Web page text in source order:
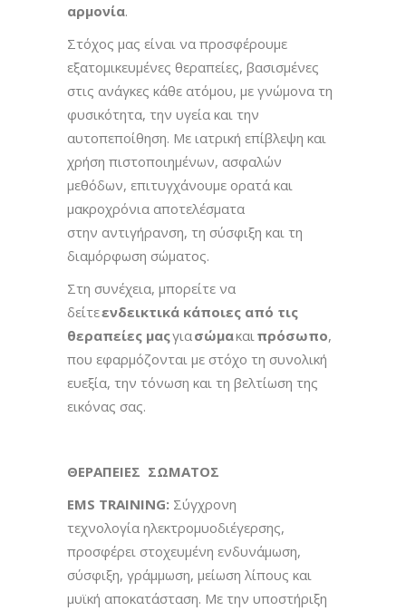
αρμονία.
Στόχος μας είναι να προσφέρουμε
εξατομικευμένες θεραπείες, βασισμένες
στις ανάγκες κάθε ατόμου, με γνώμονα τη
φυσικότητα, την υγεία και την
αυτοπεποίθηση. Με ιατρική επίβλεψη και
χρήση πιστοποιημένων, ασφαλών
μεθόδων, επιτυγχάνουμε ορατά και
μακροχρόνια αποτελέσματα
στην αντιγήρανση, τη σύσφιξη και τη
διαμόρφωση σώματος.
Στη συνέχεια, μπορείτε να
δείτεενδεικτικά κάποιες από τις
θεραπείες μαςγιασώμακαι πρόσωπο,
που εφαρμόζονται με στόχο τη συνολική
ευεξία, την τόνωση και τη βελτίωση της
εικόνας σας.
ΘΕΡΑΠΕΙΕΣ ΣΩΜΑΤΟΣ
EMS TRAINING: Σύγχρονη
τεχνολογία ηλεκτρομυοδιέγερσης,
προσφέρει στοχευμένη ενδυνάμωση,
σύσφιξη, γράμμωση, μείωση λίπους και
μυϊκή αποκατάσταση. Με την υποστήριξη